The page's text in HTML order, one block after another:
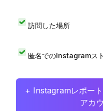
訪問した場所
匿名でのInstagramス
+ Instagramレポー
アカ